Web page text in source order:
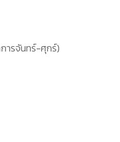
การจันทร์-ศุกร์)